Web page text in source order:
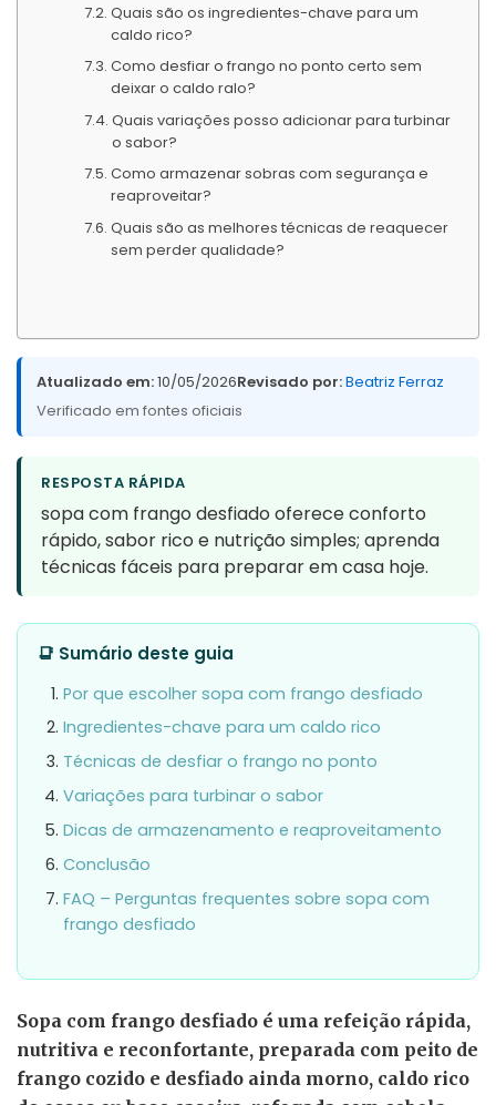
Quais são os ingredientes-chave para um
caldo rico?
Como desfiar o frango no ponto certo sem
deixar o caldo ralo?
Quais variações posso adicionar para turbinar
o sabor?
Como armazenar sobras com segurança e
reaproveitar?
Quais são as melhores técnicas de reaquecer
sem perder qualidade?
Atualizado em:10/05/2026Revisado por:Beatriz Ferraz
Verificado em fontes oficiais
RESPOSTA RÁPIDA
sopa com frango desfiado oferece conforto
rápido, sabor rico e nutrição simples; aprenda
técnicas fáceis para preparar em casa hoje.
📑 Sumário deste guia
Por que escolher sopa com frango desfiado
Ingredientes-chave para um caldo rico
Técnicas de desfiar o frango no ponto
Variações para turbinar o sabor
Dicas de armazenamento e reaproveitamento
Conclusão
FAQ – Perguntas frequentes sobre sopa com
frango desfiado
Sopa com frango desfiado é uma refeição rápida,
nutritiva e reconfortante, preparada com peito de
frango cozido e desfiado ainda morno, caldo rico